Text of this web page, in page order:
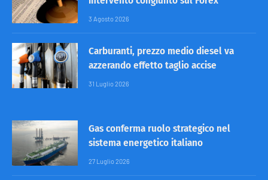
3 Agosto 2026
Carburanti, prezzo medio diesel va
azzerando effetto taglio accise
31 Luglio 2026
Gas conferma ruolo strategico nel
sistema energetico italiano
27 Luglio 2026